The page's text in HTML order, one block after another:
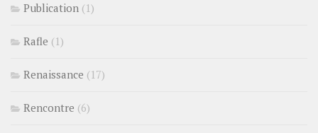
Publication (1)
Rafle (1)
Renaissance (17)
Rencontre (6)